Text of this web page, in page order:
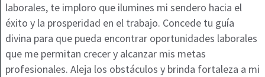
laborales, te imploro que ilumines mi sendero hacia el
éxito y la prosperidad en el trabajo. Concede tu guía
divina para que pueda encontrar oportunidades laborales
que me permitan crecer y alcanzar mis metas
profesionales. Aleja los obstáculos y brinda fortaleza a mi